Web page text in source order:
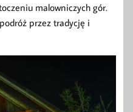
malowniczych gór.
przez tradycję i